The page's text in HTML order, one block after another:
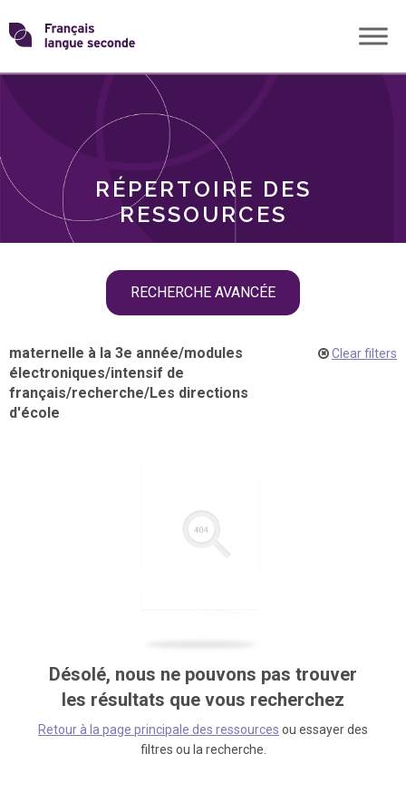
Skip
toTransformons
langue
RÉPERTOIRE DES
RESSOURCES
RECHERCHE AVANCÉE
THÈMES
maternelle à la 3e année/modules
électroniques/intensif de
français/recherche/Les directions
d'école
Clear filters
Désolé, nous ne pouvons pas trouver
les résultats que vous recherchez
Retour à la page principale des ressources ou essayer des
filtres ou la recherche.